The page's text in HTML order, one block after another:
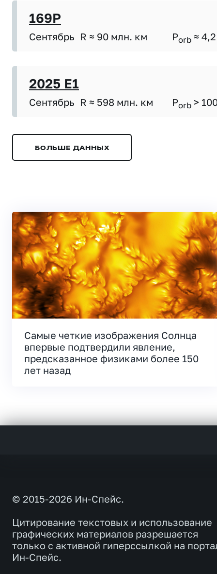
169P
Сентябрь R ≈ 90 млн. км Porb ≈ 4,2
2025 E1
Сентябрь R ≈ 598 млн. км Porb >
БОЛЬШЕ ДАННЫХ
Самые четкие изображения Солнца
впервые подтвердили явление,
предсказанное физиками более 150
лет назад
© 2015-2026 Ин-Спейс.
Цитирование текстовых и использование
графических материалов разрешается
только с активной гиперссылкой на
Ин-Спейс.